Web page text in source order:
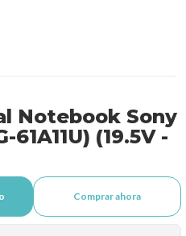
Notebook Sony
61A11U) (19.5V -
Comprar ahora